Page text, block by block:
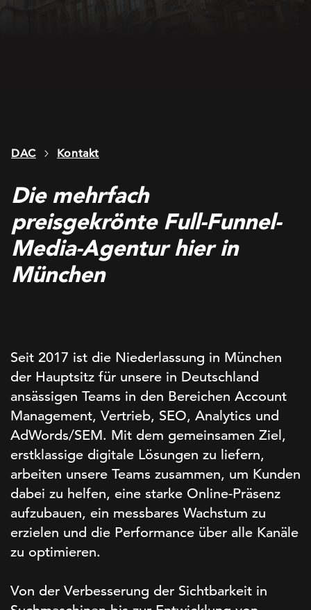
DAC Kontakt
Die mehrfach
preisgekrönte Full-Funnel-
Media-Agentur hier in
München
Seit 2017 ist die Niederlassung in München
der Hauptsitz für unsere in Deutschland
ansässigen Teams in den Bereichen Account
Management, Vertrieb, SEO, Analytics und
AdWords/SEM. Mit dem gemeinsamen Ziel,
erstklassige digitale Lösungen zu liefern,
arbeiten unsere Teams zusammen, um Kunden
dabei zu helfen, eine starke Online-Präsenz
aufzubauen, ein messbares Wachstum zu
erzielen und die Performance über alle Kanäle
zu optimieren.
Von der Verbesserung der Sichtbarkeit in